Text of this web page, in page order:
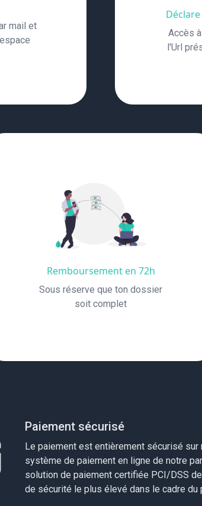
mail et
Accès
l'Url
Remboursement en 72h
Sous réserve que ton dossier
soit complet
Paiement sécurisé
Le paiement est entièrement sécurisé sur
système de paiement en ligne de notre
solution de paiement certifiée PCI/DSS
de sécurité le plus élevé dans le cadre du